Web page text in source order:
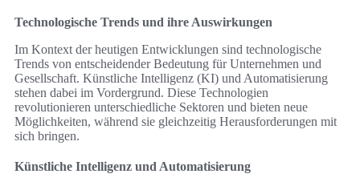
Technologische Trends und ihre Auswirkungen
Im Kontext der heutigen Entwicklungen sind technologische
Trends von entscheidender Bedeutung für Unternehmen und
Gesellschaft. Künstliche Intelligenz (KI) und Automatisierung
stehen dabei im Vordergrund. Diese Technologien
revolutionieren unterschiedliche Sektoren und bieten neue
Möglichkeiten, während sie gleichzeitig Herausforderungen mit
sich bringen.
Künstliche Intelligenz und Automatisierung